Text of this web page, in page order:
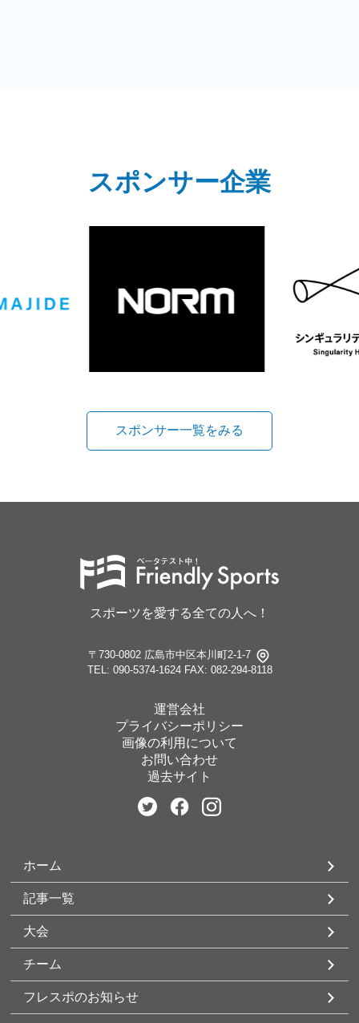
スポンサー企業
スポンサー一覧をみる
スポーツを愛する全ての人へ！
〒730-0802 広島市中区本川町2-1-7
TEL: 090-5374-1624 FAX: 082-294-8118
運営会社
プライバシーポリシー
画像の利用について
お問い合わせ
過去サイト
ホーム
記事一覧
大会
チーム
フレスポのお知らせ